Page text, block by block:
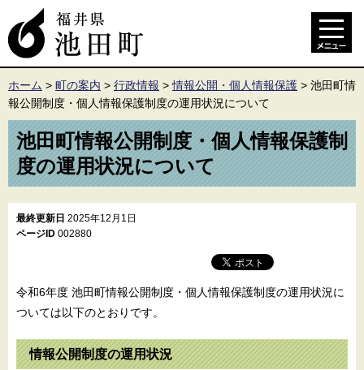
ホーム > 町の案内 > 行政情報 >情報公開・個人情報保護 > 池田町情
報公開制度・個人情報保護制度の運用状況について
池田町情報公開制度・個人情報保護制
度の運用状況について
最終更新日 2025年12月1日
ページID 002880
令和6年度 池田町情報公開制度・個人情報保護制度の運用状況に
ついては以下のとおりです。
情報公開制度の運用状況